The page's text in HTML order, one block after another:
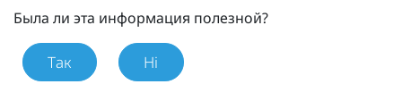
Была ли эта информация полезной?
Так Ні